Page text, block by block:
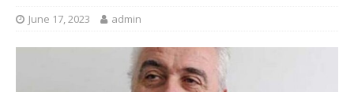
June 17, 2023 admin